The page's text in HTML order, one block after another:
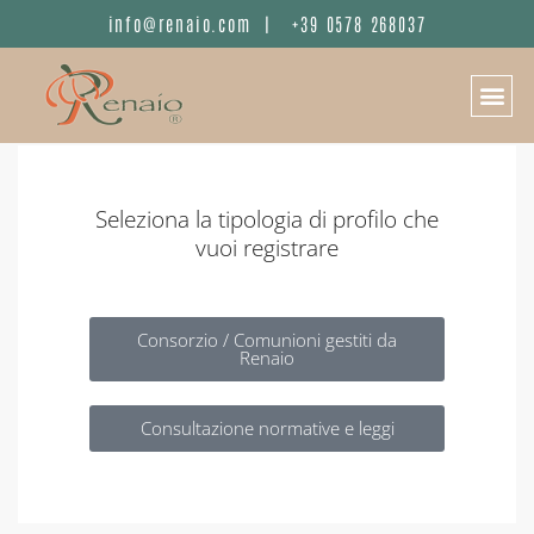
info@renaio.com |+39 0578 268037
Home Registrazione
REGISTRAZIONE
Seleziona la tipologia di profilo che
vuoi registrare
Consorzio / Comunioni gestiti da
Renaio
Consultazione normative e leggi